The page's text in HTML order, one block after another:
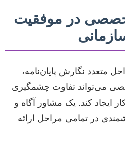
در موفقیت
متعدد نگارش پایان‌نامه،
می‌تواند تفاوت چشمگیری
ایجاد کند. یک مشاور آگاه و
در تمامی مراحل ارائه